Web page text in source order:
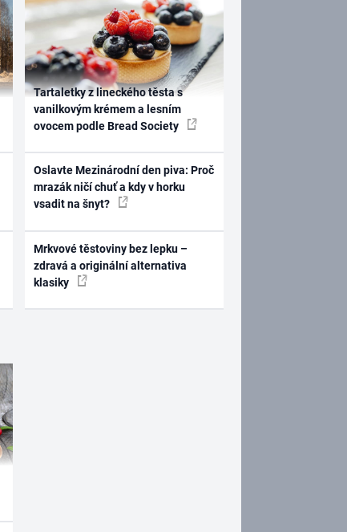
Tartaletky z lineckého těsta s
vanilkovým krémem a lesním
ovocem podle Bread Society
Oslavte Mezinárodní den piva: Proč
mrazák ničí chuť a kdy v horku
vsadit na šnyt?
Mrkvové těstoviny bez lepku –
zdravá a originální alternativa
klasiky